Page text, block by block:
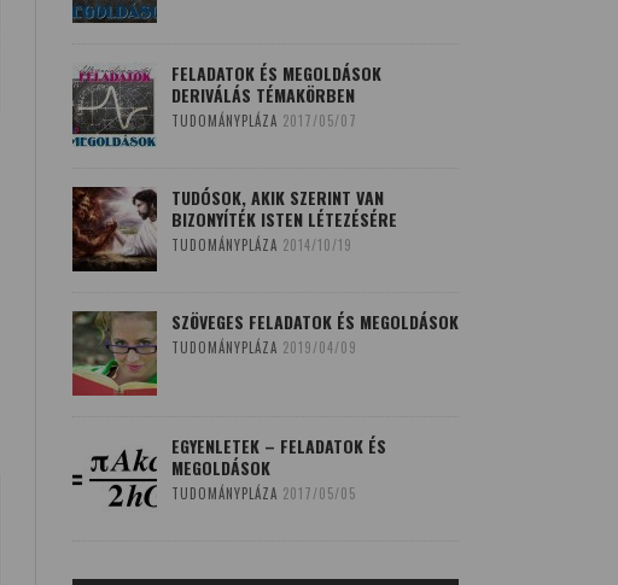
FELADATOK ÉS MEGOLDÁSOK
DERIVÁLÁS TÉMAKÖRBEN
TUDOMÁNYPLÁZA 2017/05/07
TUDÓSOK, AKIK SZERINT VAN
BIZONYÍTÉK ISTEN LÉTEZÉSÉRE
TUDOMÁNYPLÁZA 2014/10/19
SZÖVEGES FELADATOK ÉS MEGOLDÁSOK
TUDOMÁNYPLÁZA 2019/04/09
EGYENLETEK – FELADATOK ÉS
MEGOLDÁSOK
TUDOMÁNYPLÁZA 2017/05/05